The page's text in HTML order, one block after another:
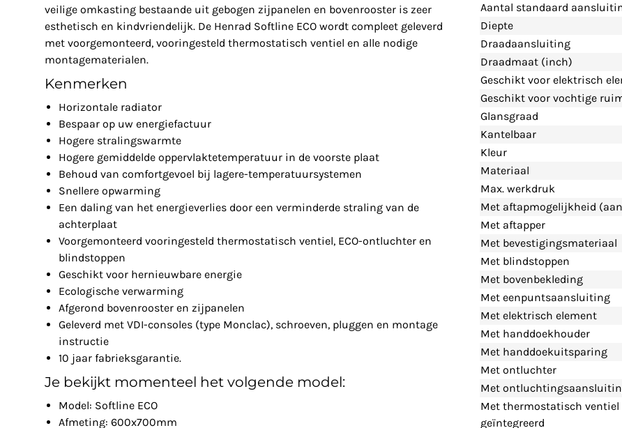
veilige omkasting bestaande uit gebogen zijpanelen en bovenrooster is zeer
esthetisch en kindvriendelijk. De Henrad Softline ECO wordt compleet geleverd
met voorgemonteerd, vooringesteld thermostatisch ventiel en alle nodige
montagematerialen.
Kenmerken
Horizontale radiator
Bespaar op uw energiefactuur
Hogere stralingswarmte
Hogere gemiddelde oppervlaktetemperatuur in de voorste plaat
Behoud van comfortgevoel bij lagere-temperatuursystemen
Snellere opwarming
Een daling van het energieverlies door een verminderde straling van de
achterplaat
Voorgemonteerd vooringesteld thermostatisch ventiel, ECO-ontluchter en
blindstoppen
Geschikt voor hernieuwbare energie
Ecologische verwarming
Afgerond bovenrooster en zijpanelen
Geleverd met VDI-consoles (type Monclac), schroeven, pluggen en montage
instructie
10 jaar fabrieksgarantie.
Je bekijkt momenteel het volgende model:
Model: Softline ECO
Afmeting: 600x700mm
Aantal standaard
Diepte
Draadaansluiting
Draadmaat (inch)
Geschikt voor elektrisch
Geschikt voor vochtige
Glansgraad
Kantelbaar
Kleur
Materiaal
Max. werkdruk
Met aftapmogelijkheid
Met aftapper
Met bevestigingsmateriaal
Met blindstoppen
Met bovenbekleding
Met eenpuntsaansluiting
Met elektrisch element
Met handdoekhouder
Met handdoekuitsparing
Met ontluchter
Met
Met thermostatisch ventiel
geïntegreerd